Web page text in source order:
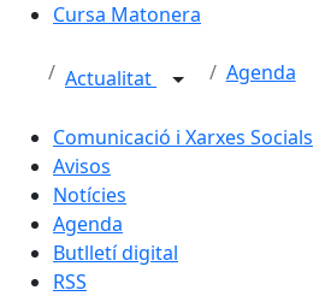
Cursa Matonera
Actualitat Agenda
Comunicació i Xarxes Socials
Avisos
Notícies
Agenda
Butlletí digital
RSS